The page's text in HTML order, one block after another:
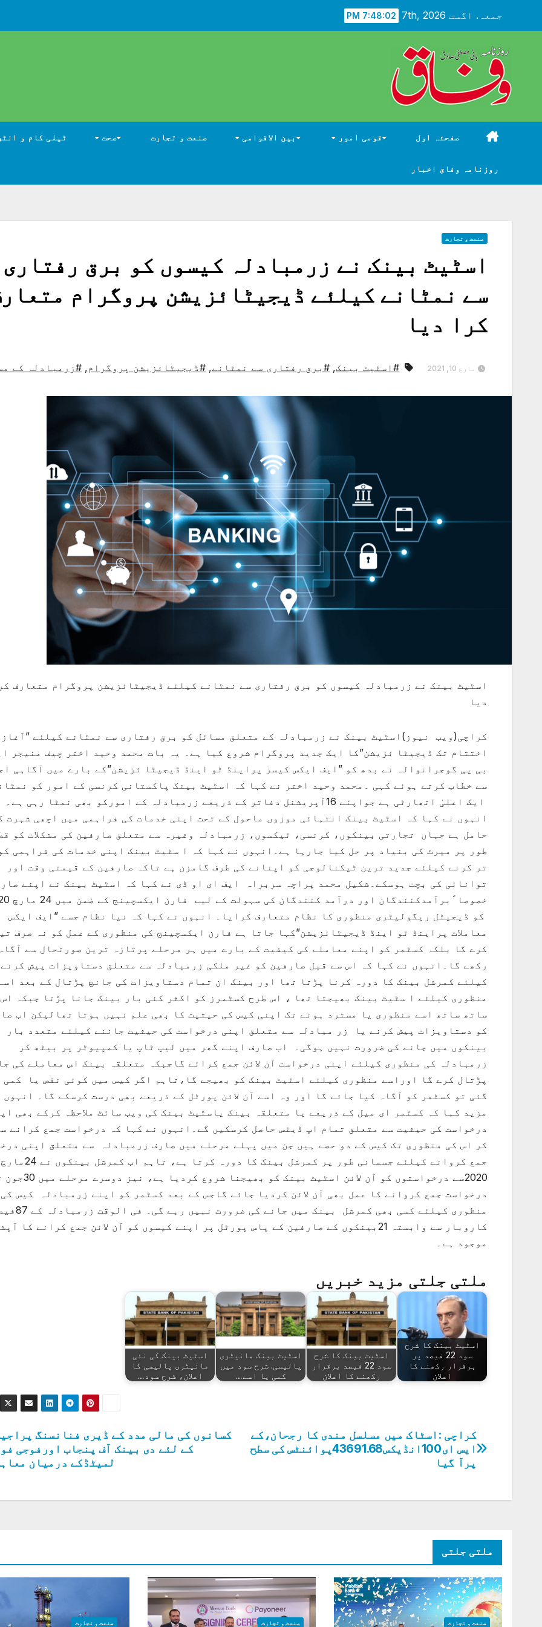
جمعہ. اگست 7th, 2026 7:48:03 PM
صفحئہ اول قومی امور بین الاقوامی صنعت و تجارت صحت ٹیلی کام و
روزنامہ وفاق اخبار
صنعت و تجارت
اسٹیٹ بینک نے زرمبادلہ کیسوں کو برق رفتاری
سے نمٹانے کیلئے ڈیجیٹائزیشن پروگرام
کرا دیا
مارچ 10, 2021 #اسٹیٹ بینک, #برق رفتاری سے نمٹانے, #ڈیجیٹائزیشن پروگرام, #زرمبادلہ کے
اسٹیٹ بینک نے زرمبادلہ کیسوں کو برق رفتاری سے نمٹانے کیلئے ڈیجیٹائزیشن پروگرام متعارف
دیا
کراچی(ویب نیوز)اسٹیٹ بینک نے زرمبادلہ کے متعلق مسائل کو برق رفتاری سے نمٹانے کیلئے
اختتام تک ڈیجیٹا ئزیشن”کا ایک جدید پروگرام شروع کیا ہے۔ یہ بات محمد وحید اختر چیف منیجر
بی پی گوجرانوالہ نے بدھ کو ”ایف ایکس کیسز پراینڈ ٹو اینڈ ڈیجیٹا ئزیشن”کے بارے میں آگاہی
سے خطاب کرتے ہوئے کہی ۔محمد وحید اختر نے کہا کہ اسٹیٹ بینک پاکستانی کرنسی کے امور کو
ایک اعلیٰ اتھارٹی ہے جواپنے 16آپریشنل دفاتر کے ذریعے زرمبادلہ کے امورکو بھی نمٹا رہی ہے۔
انہوں نے کہا کہ اسٹیٹ بینک انتہائی موزوں ماحول کے تحت اپنی خدمات کی فراہمی میں اچھی شہرت
حامل ہے جہاں تجارتی بینکوں، کرنسی، ٹیکسوں، زرمبادلہ وغیرہ سے متعلق صارفین کی مشکلات کو
طور پر میرٹ کی بنیاد پر حل کیا جارہا ہے۔انہوں نے کہا کہ ا سٹیٹ بینک اپنی خدمات کی فراہمی
تر کرنے کیلئے جدید ترین ٹیکنالوجی کو اپنانے کی طرف گامزن ہے تاکہ صارفین کے قیمتی وقت اور
توانائی کی بچت ہوسکے۔شکیل محمد پراچہ سربراہ ایف ای او ڈی نے کہا کہ اسٹیٹ بینک نے اپنے
خصوصا ًبرآمدکنندگان اور
کو ڈیجیٹل ریگولیٹری منظوری کا نظام متعارف کرایا۔ انہوں نے کہا کہ نیا نظام جسے ”ایف ایکس
معاملات پراینڈ ٹو اینڈ ڈیجیٹائزیشن”کہا جاتا ہے فارن ایکسچینج کی منظوری کے عمل کو نہ صرف
کرے گا بلکہ کسٹمر کو اپنے معاملے کی کیفیت کے بارے میں ہر مرحلے پرتازہ ترین صورتحال سے
رکھے گا۔انہوں نے کہا کہ اس سے قبل صارفین کو غیر ملکی زرمبادلہ سے متعلق دستاویزات پیش کرنے
کیلئے کمرشل بینک کا دورہ کرنا پڑتا تھا اور بینک ان تمام دستاویزات کی جانچ پڑتال کے بعد
منظوری کیلئے ا سٹیٹ بینک بھیجتا تھا ، اس طرح کسٹمرز کو اکثر کئی بار بینک جانا پڑتا جبکہ
ساتھ ساتھ اسے منظوری یا مسترد ہونے تک اپنی کیس کی حیثیت کا بھی علم نہیں ہوتا تھالیکن اب
کو دستاویزات پیش کرنے یا زر مبادلہ سے متعلق اپنی درخواست کی حیثیت جاننے کیلئے متعدد بار
بینکوں میں جانے کی ضرورت نہیں ہوگی۔ اب صارف اپنے گھر میں لیپ ٹاپ یا کمپیوٹر پر بیٹھ کر
زرمبادلہ کی منظوری کیلئے اپنی درخواست آن لائن جمع کرائے گاجبکہ متعلقہ بینک اس معاملے کی
پڑتال کرے گا اوراسے منظوری کیلئے اسٹیٹ بینک کو بھیجے گا،تاہم اگر کیس میں کوئی نقص یا کمی
گئی تو کسٹمر کو آگاہ کیا جائے گا اور وہ اسے آن لائن پورٹل کے ذریعے بھی درست کرسکے گا۔ انہوں
مزید کہا کہ کسٹمر ای میل کے ذریعے یا متعلقہ بینک یاسٹیٹ بینک کی ویب سائٹ ملاحظہ کرکے بھی
درخواست کی حیثیت سے متعلق تمام اپ ڈیٹس حاصل کرسکیں گے۔انہوں نے کہا کہ درخواست جمع کرانے
کر اس کی منظوری تک کیس کے دو حصے ہیں جن میں پہلے مرحلے میں صارف زرمبادلہ سے متعلق اپنی
جمع کروانے کیلئے جسمانی طور پر کمرشل بینک کا دورہ کرتا ہے، تاہم اب کمرشل بینکوں نے 24مارچ
2020سے درخواستوں کو آن لائن اسٹیٹ بینک کو بھیجنا شروع
درخواست جمع کروانے کا عمل بھی آن لائن کردیا جائے گاجس کے بعد کسٹمر کو اپنے زرمبادلہ کیس کی
منظوری کیلئے کسی بھی کمرشل بینک میں جانے کی ضرورت
کاروبار سے وابستہ 21بینکوں کے صارفین کے پاس پورٹل پر اپنے کیسوں کو آن لائن جمع کرانے کا
موجود ہے۔
ملتی جلتی مزید خبریں
اسٹیٹ بینک کا شرح
سود 22 فیصد پر
برقرار رکھنے کا
اعلان
اسٹیٹ بینک کا شرح
سود 22 فیصد برقرار
رکھنے کا اعلان
اسٹیٹ بینک مانیٹری
پالیسی. شرح سود میں
کمی یا اسے…
اسٹیٹ بینک کی نئی
مانیٹری پالیسی کا
اعلان، شرح سود…
پوسٹوں
کی
کسانوں کی مالی مدد کے ڈیری فنانسنگ
کے لئے دی بینک آف پنجاب اورفوجی
لمیٹڈکے درمیان
کراچی :اسٹاک میں مسلسل مندی کا رجحان،کے
ایس ای100انڈیکس43691.68پوائنٹس کی سطح
پرآ گیا
ملتی جلتی
صنعت و تجارت صنعت و تجارت صنعت و تجارت